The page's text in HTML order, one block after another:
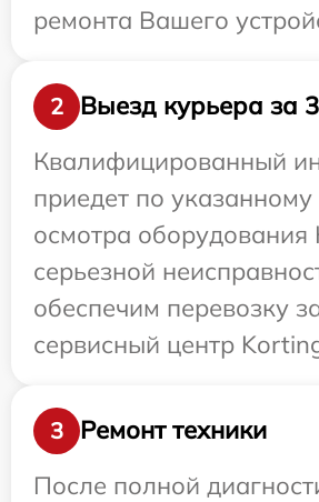
ремонта Вашего
2
Выезд курьера за
Квалифицированный
приедет по
осмотра
серьезной
обеспечим перевозку
сервисный центр
3
Ремонт техники
После полной